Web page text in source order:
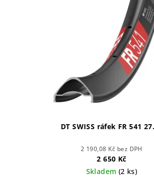
DT SWISS ráfek FR 541
2 190,08 Kč bez DPH
2 650 Kč
Skladem (2 ks)